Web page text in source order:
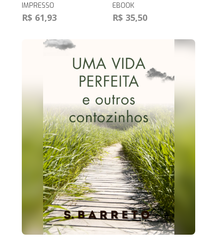
IMPRESSO
R$ 61,93
EBOOK
R$ 35,50